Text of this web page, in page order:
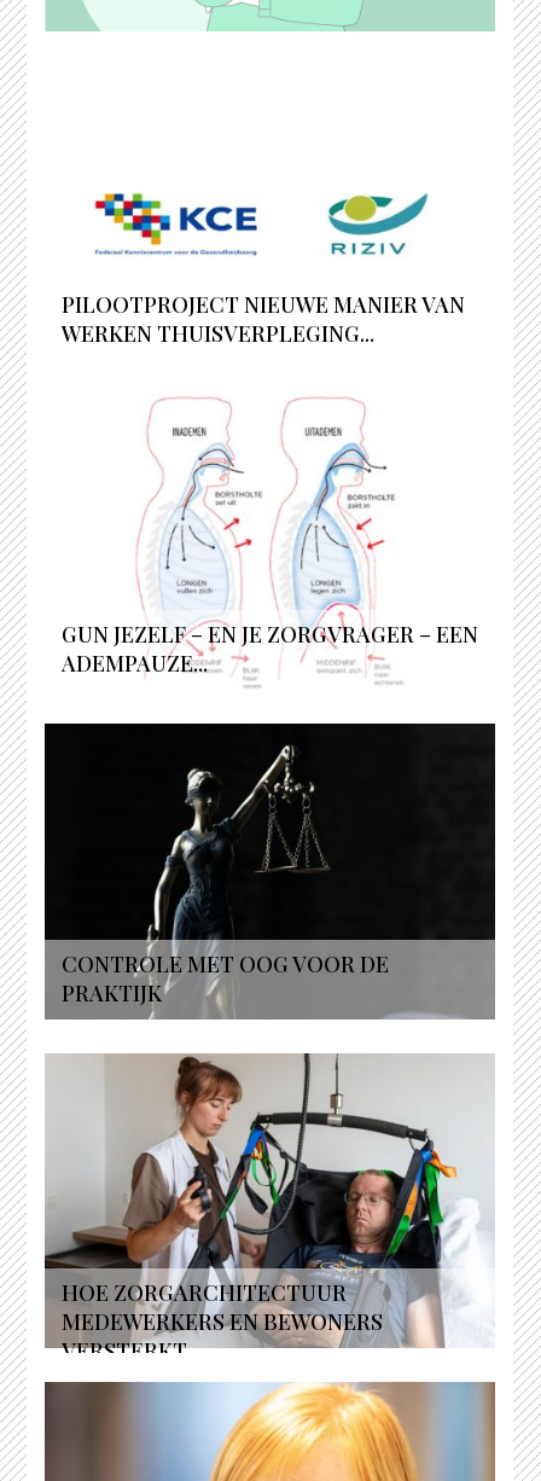
PILOOTPROJECT NIEUWE MANIER VAN
WERKEN THUISVERPLEGING...
GUN JEZELF – EN JE ZORGVRAGER – EEN
ADEMPAUZE...
CONTROLE MET OOG VOOR DE
PRAKTIJK
HOE ZORGARCHITECTUUR
MEDEWERKERS EN BEWONERS
VERSTERKT...